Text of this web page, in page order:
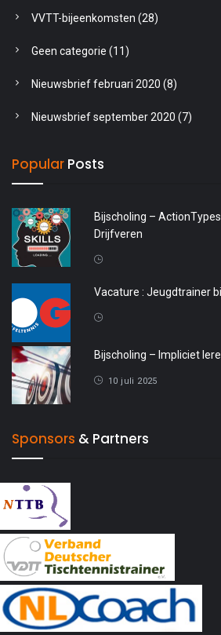
VVTT-bijeenkomsten (28)
Geen categorie (11)
Nieuwsbrief februari 2020 (8)
Nieuwsbrief september 2020 (7)
Popular Posts
Bijscholing –
Drijfveren
Vacature : Jeugdtrainer
Bijscholing – Impliciet
10 juli 2025
Sponsors & Partners